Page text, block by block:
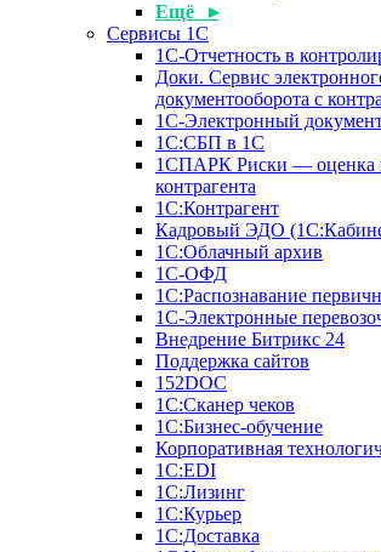
Ещё ▸
Сервисы 1С
1С-Отчетность в
Доки. Сервис
документооборота с
1С-Электронный
1С:СБП в 1С
1СПАРК Риски — оценка
контрагента
1С:Контрагент
Кадровый ЭДО
1С:Облачный архив
1С-ОФД
1С:Распознавание
1С-Электронные
Внедрение Битрикс 24
Поддержка сайтов
152DOC
1С:Сканер чеков
1С:Бизнес-обучение
Корпоративная
1С:ЕDI
1С:Лизинг
1С:Курьер
1С:Доставка